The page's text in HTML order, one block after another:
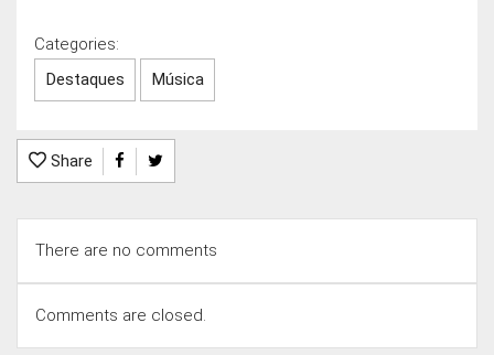
Categories:
Destaques
Música
Share
There are no comments
Comments are closed.